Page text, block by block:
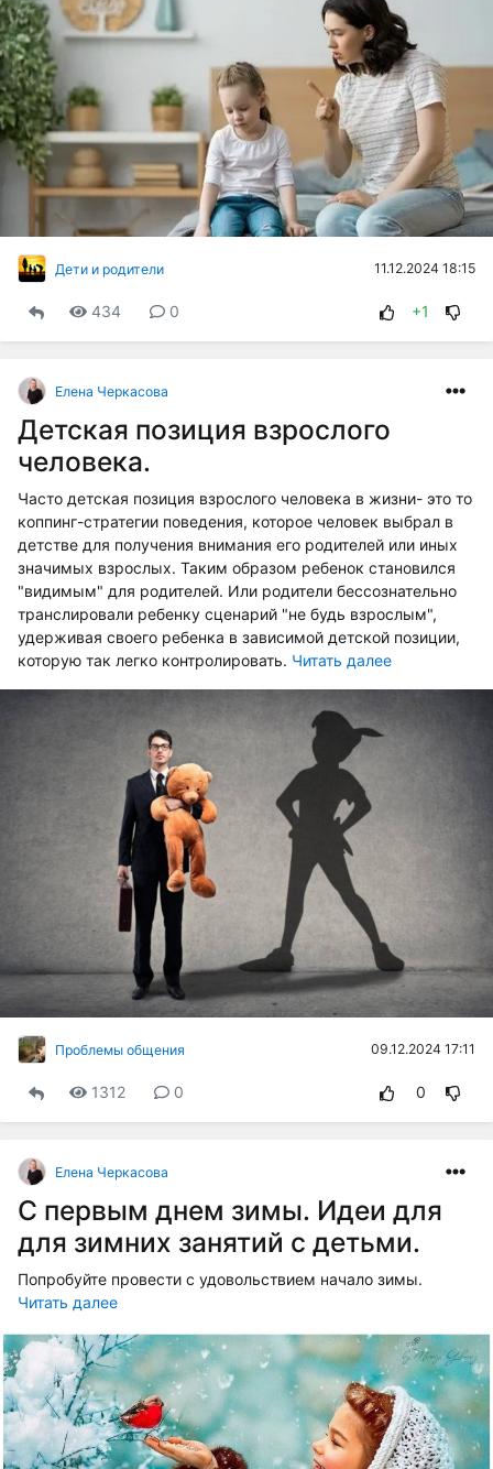
Дети и родители 11.12.2024 18:15
434 0 +1
Елена Черкасова
Детская позиция взрослого
человека.
Часто детская позиция взрослого человека в жизни- это то
коппинг-стратегии поведения, которое человек выбрал в
детстве для получения внимания его родителей или иных
значимых взрослых. Таким образом ребенок становился
"видимым" для родителей. Или родители бессознательно
транслировали ребенку сценарий "не будь взрослым",
удерживая своего ребенка в зависимой детской позиции,
которую так легко контролировать. Читать далее
Проблемы общения 09.12.2024 17:11
1312 0 0
Елена Черкасова
С первым днем зимы. Идеи для
для зимних занятий с детьми.
Попробуйте провести с удовольствием начало зимы.
Читать далее